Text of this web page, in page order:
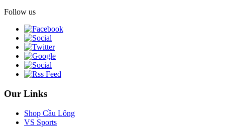
Follow us
Our Links
Shop Cầu Lông
VS Sports